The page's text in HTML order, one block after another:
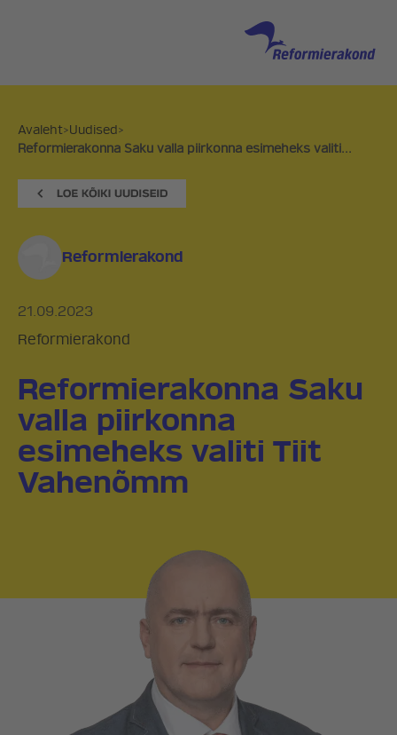
Avaleht>Uudised>
Reformierakonna Saku valla piirkonna esimeheks valiti...
Reformierakond
21.09.2023
Reformierakond
Reformierakonna Saku
valla piirkonna
esimeheks valiti Tiit
Vahenõmm